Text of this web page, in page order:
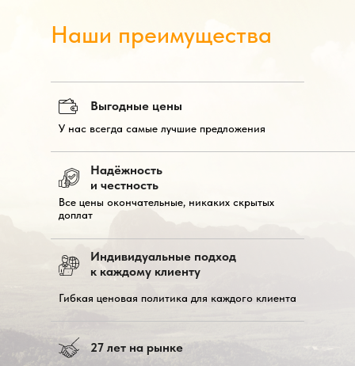
Наши преимущества
Выгодные цены
27 лет на рынке
Надёжность
и честность
Индивидуальные подход
к каждому клиенту
У нас всегда самые лучшие предложения
Все цены окончательные, никаких скрытых
доплат
Гибкая ценовая политика для каждого клиента